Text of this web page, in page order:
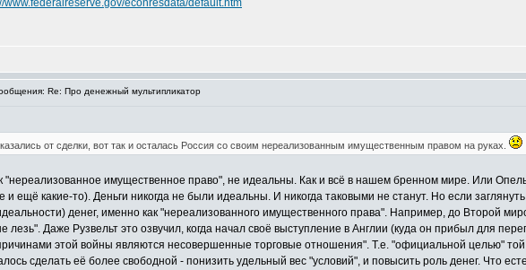
www.federalreserve.gov/econresdata/default.htm
Re: Про денежный мультипликатор
от сделки, вот так и осталась Россия со своим нереализованным имущественным правом на руках.
"нереализованное имущественное право", не идеальны. Как и всё в нашем бренном мире. Или
и ещё какие-то). Деньги никогда не были идеальны. И никогда таковыми не станут. Но если
денег, именно как "нереализованного имущественного права". Например, до Второй
лезь". Даже Рузвельт это озвучил, когда начал своё выступление в Англии (куда он прибыл для
этой войны являются несовершенные торговые отношения". Т.е. "официальной целью"
сделать её более свободной - понизить удельный вес "условий", и повысить роль денег. Что